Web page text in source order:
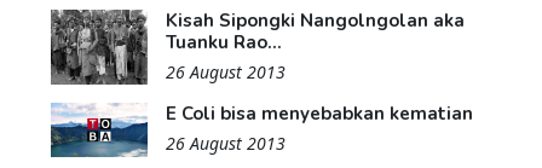
Kisah Sipongki Nangolngolan aka
Tuanku Rao...
26 August 2013
E Coli bisa menyebabkan kematian
26 August 2013